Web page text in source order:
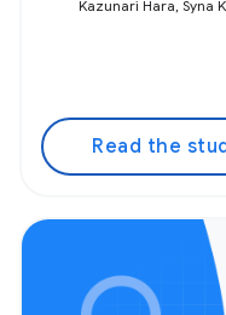
Kazunari Hara, Syna
Read the